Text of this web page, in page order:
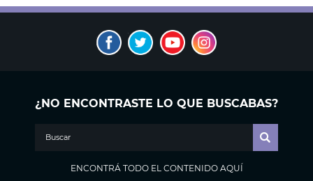
¿NO ENCONTRASTE LO QUE BUSCABAS?
ENCONTRÁ TODO EL CONTENIDO AQUÍ